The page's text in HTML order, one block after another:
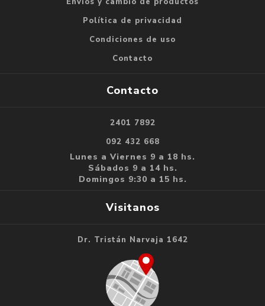
Política de privacidad
Condiciones de uso
Contacto
Contacto
2401 7892
092 432 668
Lunes a Viernes 9 a 18 hs.
Sábados 9 a 14 hs.
Domingos 9:30 a 15 hs.
Visitanos
Dr. Tristán Narvaja 1642